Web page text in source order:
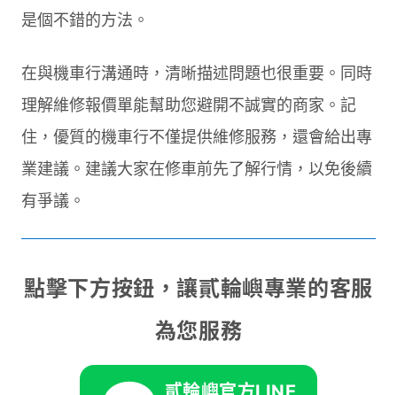
是個不錯的方法。
在與機車行溝通時，清晰描述問題也很重要。同時
理解維修報價單能幫助您避開不誠實的商家。記
住，優質的機車行不僅提供維修服務，還會給出專
業建議。建議大家在修車前先了解行情，以免後續
有爭議。
點擊下方按鈕，讓貳輪嶼專業的客服
為您服務